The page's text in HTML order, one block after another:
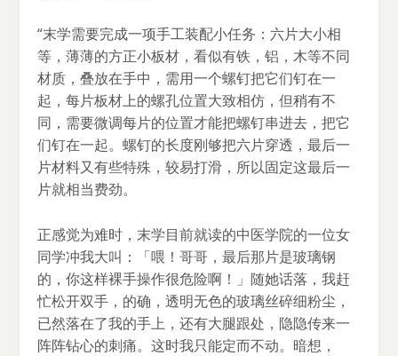
“末学需要完成一项手工装配小任务：六片大小相
等，薄薄的方正小板材，看似有铁，铝，木等不同
材质，叠放在手中，需用一个螺钉把它们钉在一
起，每片板材上的螺孔位置大致相仿，但稍有不
同，需要微调每片的位置才能把螺钉串进去，把它
们钉在一起。螺钉的长度刚够把六片穿透，最后一
片材料又有些特殊，较易打滑，所以固定这最后一
片就相当费劲。
正感觉为难时，末学目前就读的中医学院的一位女
同学冲我大叫：「喂！哥哥，最后那片是玻璃钢
的，你这样裸手操作很危险啊！」随她话落，我赶
忙松开双手，的确，透明无色的玻璃丝碎细粉尘，
已然落在了我的手上，还有大腿跟处，隐隐传来一
阵阵钻心的刺痛。这时我只能定而不动。暗想，